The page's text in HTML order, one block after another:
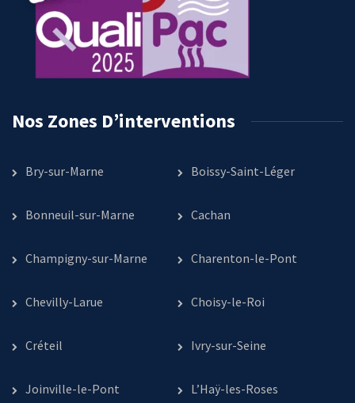
Nos Zones D’interventions
Bry-sur-Marne Boissy-Saint-Léger
Bonneuil-sur-Marne Cachan
Champigny-sur-Marne Charenton-le-Pont
Chevilly-Larue Choisy-le-Roi
Créteil Ivry-sur-Seine
Joinville-le-Pont L’Haÿ-les-Roses